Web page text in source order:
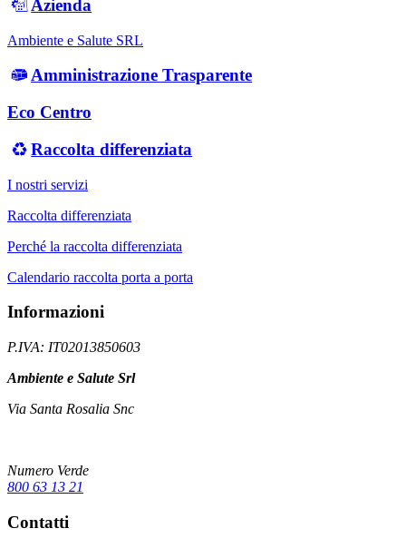
Azienda
Ambiente e Salute SRL
Amministrazione Trasparente
Eco Centro
Raccolta differenziata
I nostri servizi
Raccolta differenziata
Perché la raccolta differenziata
Calendario raccolta porta a porta
Informazioni
P.IVA: IT02013850603
Ambiente e Salute Srl
Via Santa Rosalia Snc
Numero Verde
800 63 13 21
Contatti